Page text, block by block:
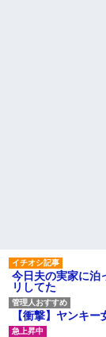
今日夫の実家に泊
リしてた
【衝撃】ヤンキ